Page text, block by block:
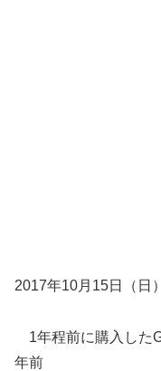
2017年10月15日（日
1年程前に購入した
年前